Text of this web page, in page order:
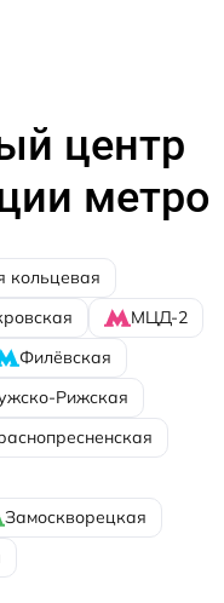
центр
метро
кольцевая
МЦД-2
Филёвская
Рижская
Замоскворецкая